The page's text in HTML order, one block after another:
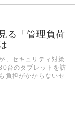
る「管理負荷
、セキュリティ対策
台のタブレットを訪
負担がかからないセ